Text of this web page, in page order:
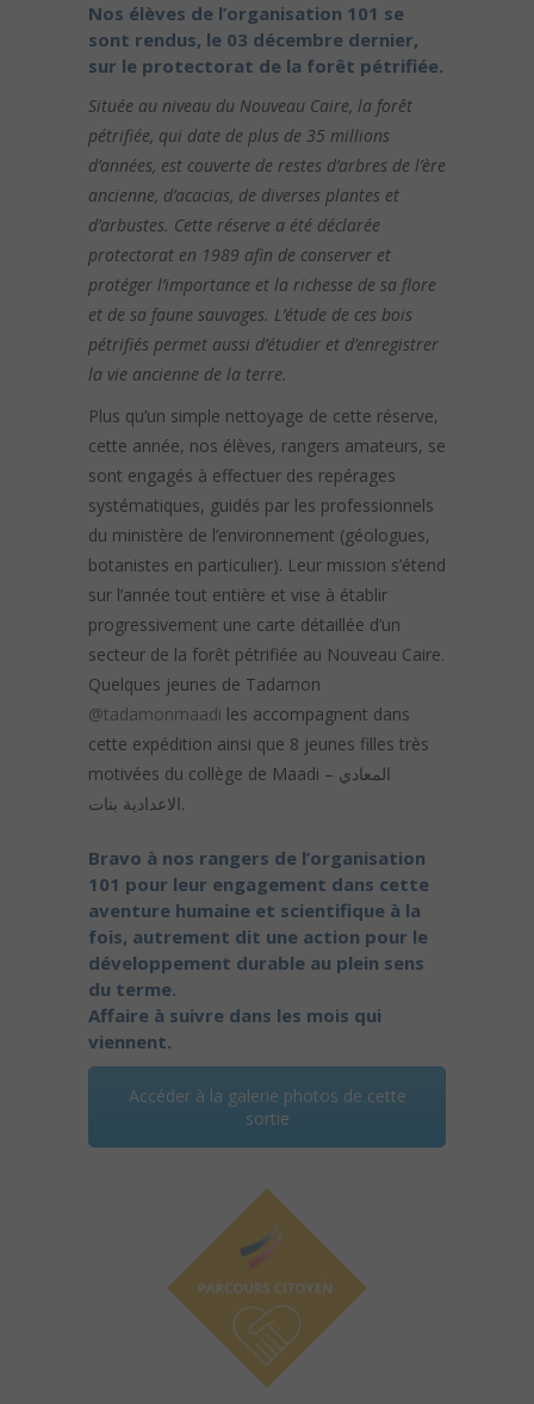
Nos élèves de l’organisation 101 se
sont rendus, le 03 décembre dernier,
sur le protectorat de la forêt pétrifiée.
Située au niveau du Nouveau Caire, la forêt
pétrifiée, qui date de plus de 35 millions
d’années, est couverte de restes d’arbres de l’ère
ancienne, d’acacias, de diverses plantes et
d’arbustes. Cette réserve a été déclarée
protectorat en 1989 afin de conserver et
protéger l’importance et la richesse de sa flore
et de sa faune sauvages. L’étude de ces bois
pétrifiés permet aussi d’étudier et d’enregistrer
la vie ancienne de la terre.
Plus qu’un simple nettoyage de cette réserve,
cette année, nos élèves, rangers amateurs, se
sont engagés à effectuer des repérages
systématiques, guidés par les professionnels
du ministère de l’environnement (géologues,
botanistes en particulier). Leur mission s’étend
sur l’année tout entière et vise à établir
progressivement une carte détaillée d’un
secteur de la forêt pétrifiée au Nouveau Caire.
Quelques jeunes de Tadamon
@tadamonmaadi les accompagnent dans
cette expédition ainsi que 8 jeunes filles très
motivées du collège de Maadi – المعادي
الاعدادية بنات.
Bravo à nos rangers de l’organisation
101 pour leur engagement dans cette
aventure humaine et scientifique à la
fois, autrement dit une action pour le
développement durable au plein sens
du terme.
Affaire à suivre dans les mois qui
viennent.
Accéder à la galerie photos de cette
sortie